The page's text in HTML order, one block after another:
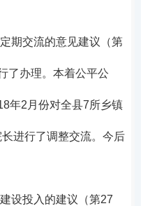
期交流的意见建议（第
了办理。 本着公平公
年2月份对全县7所乡镇
进行了调整交流。今后
设投入的建议（第27